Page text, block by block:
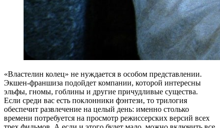
«Властелин колец» не нуждается в особом представлении.
Экшен-франшиза подойдет компании, которой интересны
эльфы, гномы, гоблины и другие причудливые существа.
Если среди вас есть поклонники фэнтези, то трилогия
обеспечит развлечение на целый день: именно столько
времени потребуется на просмотр режиссерских версий всех